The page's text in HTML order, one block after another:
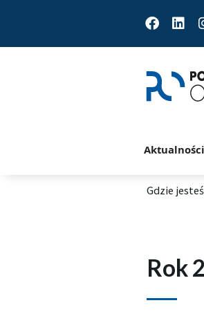
Aktualności
Gdzie
Rok